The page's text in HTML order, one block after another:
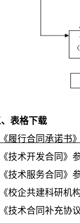
表格下载
履行合同承诺书》
技术开发合同》
技术服务合同》
校企共建科研机
技术合同补充协